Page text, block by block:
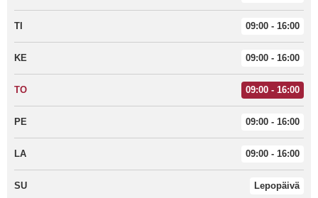
TI 09:00 - 16:00
KE 09:00 - 16:00
TO 09:00 - 16:00
PE 09:00 - 16:00
LA 09:00 - 16:00
SU Lepopäivä